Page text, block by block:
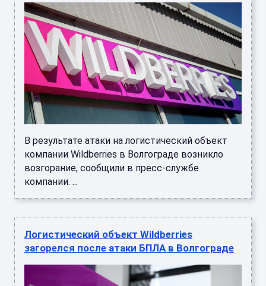
В результате атаки на логистический объект
компании Wildberries в Волгограде возникло
возгорание, сообщили в пресс-службе
компании. ...